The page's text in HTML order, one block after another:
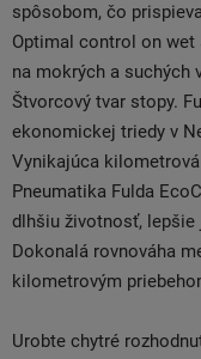
spôsobom, čo
Optimal control on wet
na mokrých a suchých
Štvorcový tvar stopy.
ekonomickej triedy v
Vynikajúca
Pneumatika Fulda
dlhšiu životnosť, lepšie
Dokonalá rovnováha
kilometrovým
Urobte chytré